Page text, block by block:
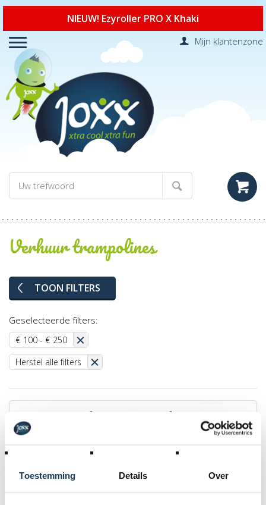
Toestemming Details Over
NIEUW! Ezyroller PRO X Khaki
Mijn klantenzone
Verhuur trampolines
TOON FILTERS
Geselecteerde filters:
€ 100 - € 250
Herstel alle filters